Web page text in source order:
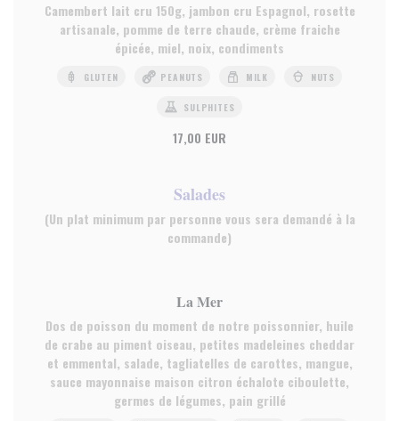
Camembert lait cru 150g, jambon cru Espagnol, rosette
artisanale, pomme de terre chaude, crème fraiche
épicée, miel, noix, condiments
GLUTEN PEANUTS MILK NUTS
SULPHITES
17,00 EUR
Salades
(Un plat minimum par personne vous sera demandé à la
commande)
La Mer
Dos de poisson du moment de notre poissonnier, huile
de crabe au piment oiseau, petites madeleines cheddar
et emmental, salade, tagliatelles de carottes, mangue,
sauce mayonnaise maison citron échalote ciboulette,
germes de légumes, pain grillé